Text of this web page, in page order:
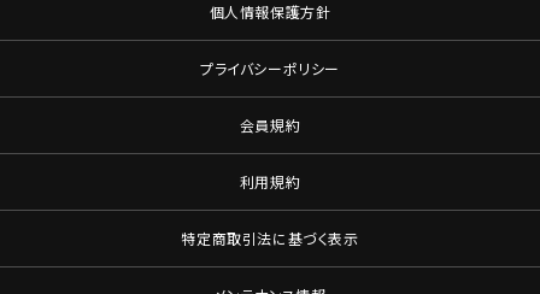
個人情報保護方針
プライバシーポリシー
会員規約
利用規約
特定商取引法に基づく表示